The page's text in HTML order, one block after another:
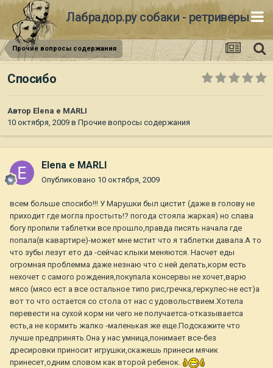
Лабрадор.ру собаки - ретриверы
Прочие вопросы содержания
Спосибо
Автор Elena e MARLI
10 октября, 2009 в Прочие вопросы содержания
Elena e MARLI
Опубликовано 10 октября, 2009
всем больше спосибо!!! У Марушки был цистит (даже в голову не
приходит где могла простыть!? погода стояла жаркая) но слава
богу пропили таблетки все прошло,правда писять начала где
попала(в кавартире)-может мне мстит что я таблетки давала.А то
что зубы лезут ето да -сейчас клыки меняются. Насчет еды
огромная проблемма даже незнаю что с ней делать,корм есть
нехочет с самого рождения,покупала консервы не хочет,варю
мясо (мясо ест а все остальное типо рис,гречка,геркулес-не ест)а
вот то что остается со стола от нас с удовольствием.Хотела
перевести на сухой корм ни чего не получаетса-отказываетса
есть,а не кормить жалко -маленькая же еще.Подскажите что
лучше предпринять.Она у нас умница,понимает все-без
дресировки приносит игрушки,скажешь принеси мячик
принесет,одним словом как второй ребенок.